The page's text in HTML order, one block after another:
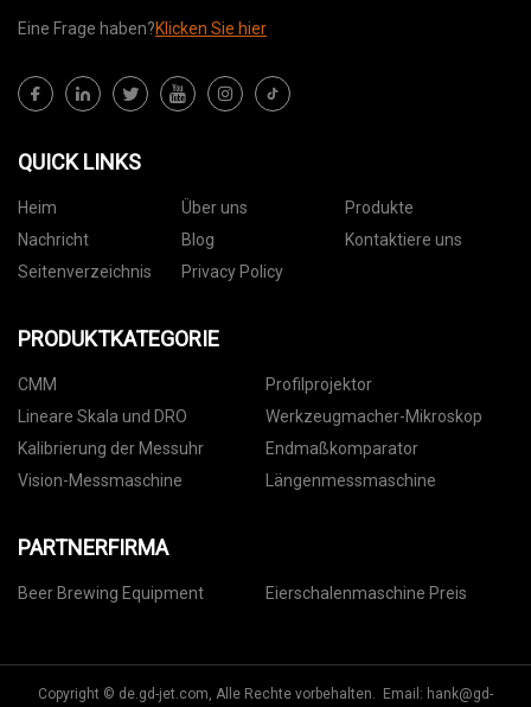
Eine Frage haben?Klicken Sie hier
QUICK LINKS
Heim Über uns
Produkte
Nachricht
Blog
Kontaktiere uns
Seitenverzeichnis
Privacy Policy
PRODUKTKATEGORIE
CMM
Profilprojektor
Lineare Skala und DRO
Werkzeugmacher-Mikroskop
Kalibrierung der Messuhr
Endmaßkomparator
Vision-Messmaschine
Längenmessmaschine
PARTNERFIRMA
Beer Brewing Equipment Eierschalenmaschine Preis
Copyright © de.gd-jet.com, Alle Rechte vorbehalten. Email: hank@gd-